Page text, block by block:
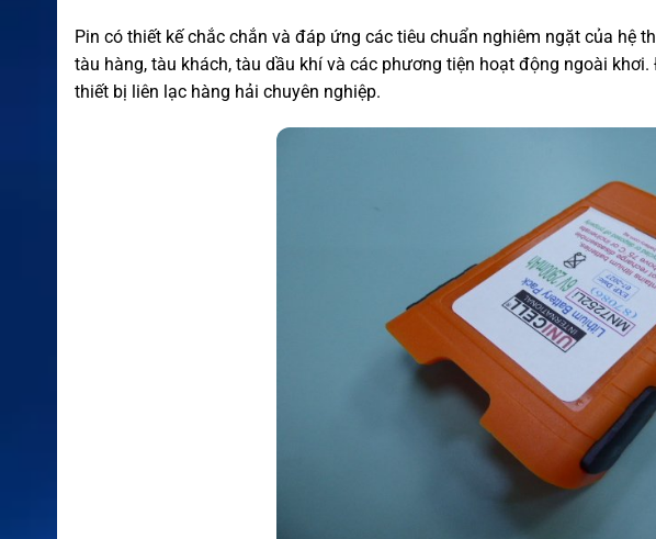
Pin có thiết kế chắc chắn và đáp ứng các tiêu chuẩn nghiêm ngặt của hệ
tàu hàng, tàu khách, tàu dầu khí và các phương tiện hoạt động ngoài
thiết bị liên lạc hàng hải chuyên nghiệp.